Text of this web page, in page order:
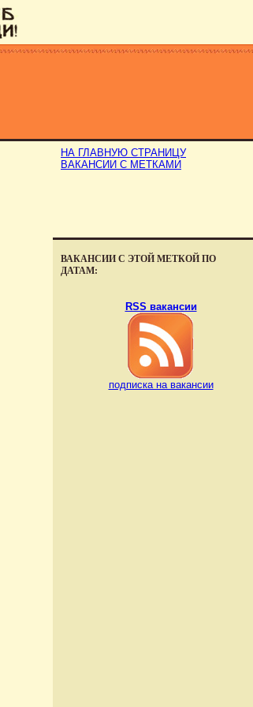
НА ГЛАВНУЮ СТРАНИЦУ
ВАКАНСИИ С МЕТКАМИ
ВАКАНСИИ С ЭТОЙ МЕТКОЙ ПО
ДАТАМ:
RSS вакансии
подписка на вакансии